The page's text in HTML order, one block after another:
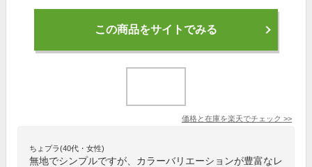
この商品をサイトでみる
価格と在庫を楽天でチェック >>
ちょプラ(40代・女性)
無地でシンプルですが、カラーバリエーションが豊富なレ